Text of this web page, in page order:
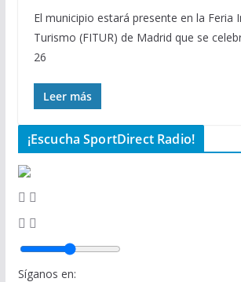
El municipio estará presente en la Feria
Turismo (FITUR) de Madrid que se
26
Leer más
¡Escucha SportDirect Radio!
Síganos en: